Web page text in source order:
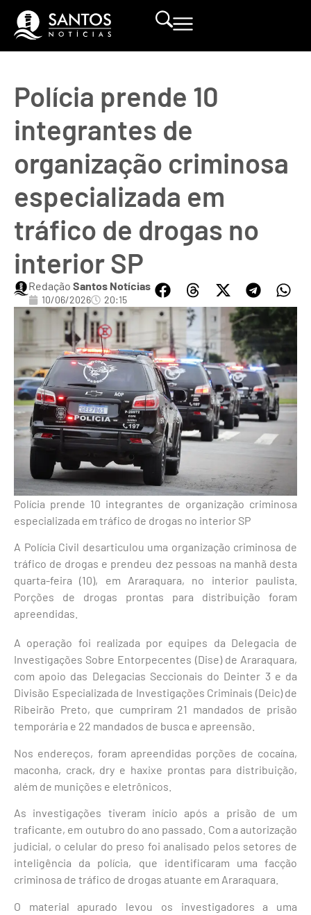
Polícia prende 10
integrantes de
organização criminosa
especializada em
tráfico de drogas no
interior SP
Redação Santos Notícias
10/06/2026 20:15
Polícia prende 10 integrantes de organização criminosa
especializada em tráfico de drogas no interior SP
A Polícia Civil desarticulou uma organização criminosa de
tráfico de drogas e prendeu dez pessoas na manhã desta
quarta-feira (10), em Araraquara, no interior paulista.
Porções de drogas prontas para distribuição foram
apreendidas.
A operação foi realizada por equipes da Delegacia de
Investigações Sobre Entorpecentes (Dise) de Araraquara,
com apoio das Delegacias Seccionais do Deinter 3 e da
Divisão Especializada de Investigações Criminais (Deic) de
Ribeirão Preto, que cumpriram 21 mandados de prisão
temporária e 22 mandados de busca e apreensão.
Nos endereços, foram apreendidas porções de cocaína,
maconha, crack, dry e haxixe prontas para distribuição,
além de munições e eletrônicos.
As investigações tiveram início após a prisão de um
traficante, em outubro do ano passado. Com a autorização
judicial, o celular do preso foi analisado pelos setores de
inteligência da polícia, que identificaram uma facção
criminosa de tráfico de drogas atuante em Araraquara.
O material apurado levou os investigadores a uma